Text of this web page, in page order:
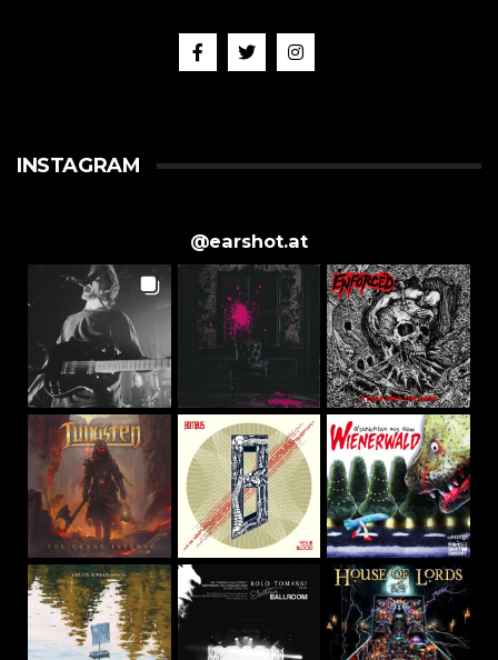
INSTAGRAM
@earshot.at